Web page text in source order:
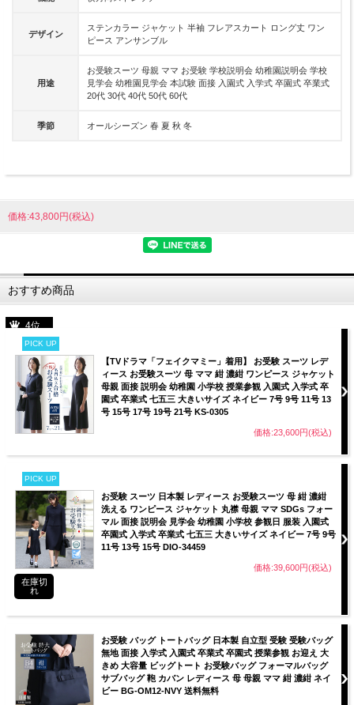
デザイン
ステンカラー ジャケット 半袖 フレアスカート ロング丈 ワン
ピース アンサンブル
用途
お受験スーツ 母親 ママ お受験 学校説明会 幼稚園説明会 学校
見学会 幼稚園見学会 本試験 面接 入園式 入学式 卒園式 卒業式
20代 30代 40代 50代 60代
季節 オールシーズン 春 夏 秋 冬
価格:43,800円(税込)
おすすめ商品
4位
PICK UP
【TVドラマ「フェイクマミー」着用】 お受験 スーツ レデ
ィース お受験スーツ 母 ママ 紺 濃紺 ワンピース ジャケット
母親 面接 説明会 幼稚園 小学校 授業参観 入園式 入学式 卒
園式 卒業式 七五三 大きいサイズ ネイビー 7号 9号 11号 13
号 15号 17号 19号 21号 KS-0305
価格:23,600円(税込)
PICK UP
お受験 スーツ 日本製 レディース お受験スーツ 母 紺 濃紺
洗える ワンピース ジャケット 丸襟 母親 ママ SDGs フォー
マル 面接 説明会 見学会 幼稚園 小学校 参観日 服装 入園式
卒園式 入学式 卒業式 七五三 大きいサイズ ネイビー 7号 9号
11号 13号 15号 DIO-34459
価格:39,600円(税込)
在庫切
れ
お受験 バッグ トートバッグ 日本製 自立型 受験 受験バッグ
無地 面接 入学式 入園式 卒業式 卒園式 授業参観 お迎え 大
きめ 大容量 ビッグトート お受験バッグ フォーマルバッグ
サブバッグ 鞄 カバン レディース 母 母親 ママ 紺 濃紺 ネイ
ビー BG-OM12-NVY 送料無料